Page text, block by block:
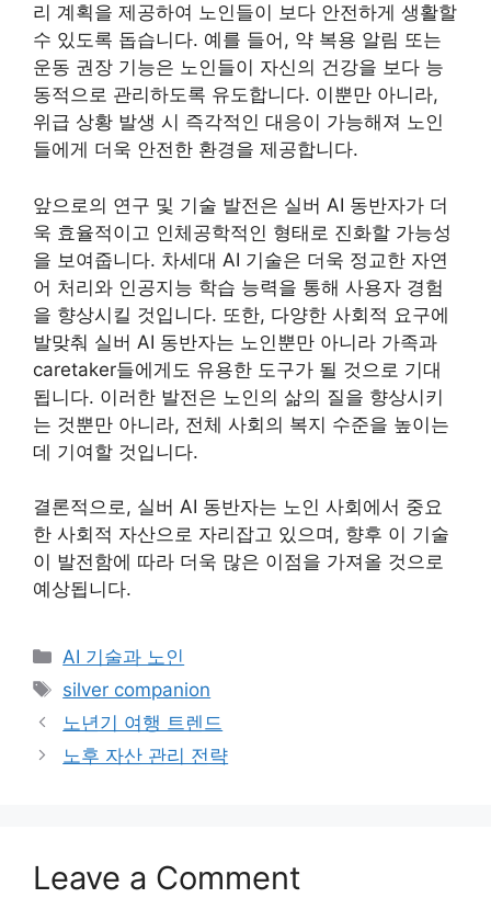
리 계획을 제공하여 노인들이 보다 안전하게 생활할
수 있도록 돕습니다. 예를 들어, 약 복용 알림 또는
운동 권장 기능은 노인들이 자신의 건강을 보다 능
동적으로 관리하도록 유도합니다. 이뿐만 아니라,
위급 상황 발생 시 즉각적인 대응이 가능해져 노인
들에게 더욱 안전한 환경을 제공합니다.
앞으로의 연구 및 기술 발전은 실버 AI 동반자가 더
욱 효율적이고 인체공학적인 형태로 진화할 가능성
을 보여줍니다. 차세대 AI 기술은 더욱 정교한 자연
어 처리와 인공지능 학습 능력을 통해 사용자 경험
을 향상시킬 것입니다. 또한, 다양한 사회적 요구에
발맞춰 실버 AI 동반자는 노인뿐만 아니라 가족과
caretaker들에게도 유용한 도구가 될 것으로 기대
됩니다. 이러한 발전은 노인의 삶의 질을 향상시키
는 것뿐만 아니라, 전체 사회의 복지 수준을 높이는
데 기여할 것입니다.
결론적으로, 실버 AI 동반자는 노인 사회에서 중요
한 사회적 자산으로 자리잡고 있으며, 향후 이 기술
이 발전함에 따라 더욱 많은 이점을 가져올 것으로
예상됩니다.
Categories
AI 기술과 노인
Tags
silver companion
노년기 여행 트렌드
노후 자산 관리 전략
Leave a Comment